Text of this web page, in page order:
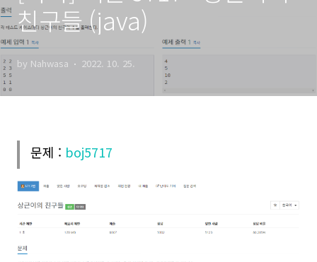
친구들 (java)
by Nahwasa 2022. 10. 25.
문제 : boj5717